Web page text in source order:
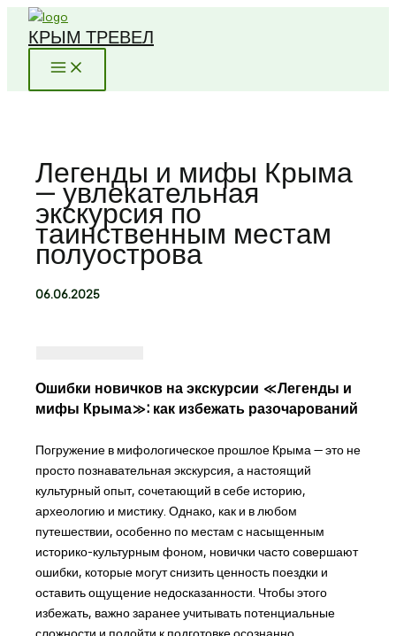
Перейти
КРЫМ ТРЕВЕЛ
Легенды и мифы Крыма
— увлекательная
экскурсия по
таинственным местам
полуострова
06.06.2025
Ошибки новичков на экскурсии «Легенды и
мифы Крыма»: как избежать разочарований
Погружение в мифологическое прошлое Крыма — это не
просто познавательная экскурсия, а настоящий
культурный опыт, сочетающий в себе историю,
археологию и мистику. Однако, как и в любом
путешествии, особенно по местам с насыщенным
историко-культурным фоном, новички часто совершают
ошибки, которые могут снизить ценность поездки и
оставить ощущение недосказанности. Чтобы этого
избежать, важно заранее учитывать потенциальные